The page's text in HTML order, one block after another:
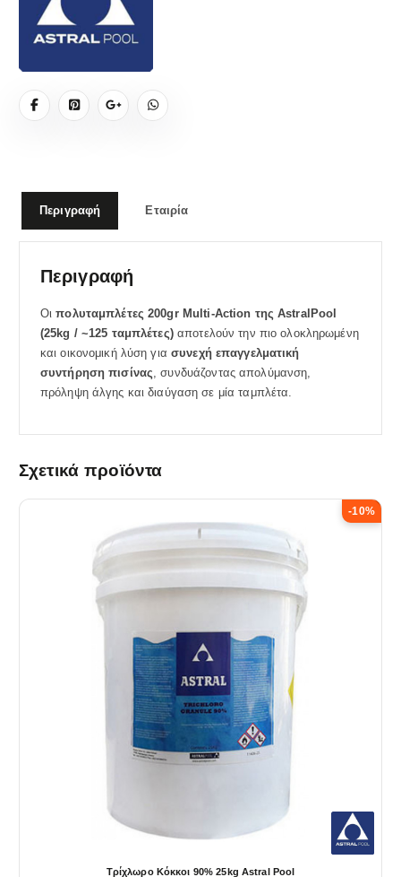
Περιγραφή Εταιρία
Περιγραφή
Οιπολυταμπλέτες 200gr Multi-Action της AstralPool
(25kg / ~125 ταμπλέτες)αποτελούν την πιο ολοκληρωμένη
και οικονομική λύση για συνεχή επαγγελματική
συντήρηση πισίνας , συνδυάζοντας απολύμανση,
πρόληψη άλγης και διαύγαση σε μία ταμπλέτα.
Σχετικά προϊόντα
-10%
Τρίχλωρο Κόκκοι 90% 25kg Astral Pool